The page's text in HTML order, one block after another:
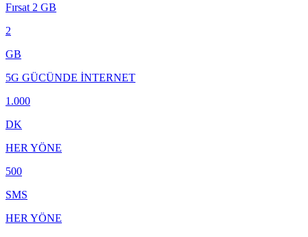
Fırsat 2 GB
2
GB
5G GÜCÜNDE İNTERNET
1.000
DK
HER YÖNE
500
SMS
HER YÖNE